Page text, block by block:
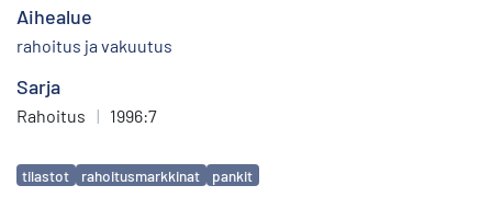
Aihealue
rahoitus ja vakuutus
Sarja
Rahoitus | 1996:7
Avainsanat
tilastot rahoitusmarkkinat pankit